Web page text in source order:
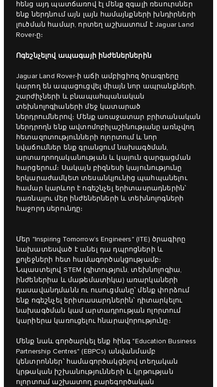
հենց այդ պատճառով էլ մենք զգալի ռեսուրսներ
ենք ներդնում այն լայն համայնքների խնդիրների
լուծման համար, որտեղ աշխատում է Jaguar Land
Rover-ը։
Ոգեշնչելով ապագայի ինժեներներին
Jaguar Land Rover-ի աճի ամբիցիոզ ծրագրերը
կարող են ապացուցվել միայն նոր ապրանքների,
շարժիչների և բնապահպանական
տեխնոլոգիաների մեջ կատարած
ներդրումներով։ Մենք առաջատար բրիտանական
ներդրողն ենք ավտոմոբիլաշինությանը առնչվող
հետազոտությունների ոլորտում և նոր
նվաճումներ ենք գրանցում նախագծման,
արտադրողականության և կայուն զարգացման
հարցերում։ Սակայն բիզնեսի կայունությունը
երկարաժամկետ տեսանկյունից պահպանելու
համար կարևոր է ոգեշնչել երիտասրադներին՝
դառնալու մեր ինժեներների և տեխնոլոգների
հաջորդ սերունդը։
Մեր "Inspiring Tomorrow’s Engineers" (ITE) ծրագիրը
նախատեսված է անել դա դպրոցների և
քոլեջների հետ համագործակցությամբ։
Նպաստելով STEM (գիտություն, տեխնոլոգիա,
ինժեներիա և մաթեմատիկա) առարկաների
դասավանդմանն ու ուսուցմանը՝ մենք փորձում
ենք ոգեշնչել երիտասարդներին՝ դիտարկելու
նախագծման կամ արտադրության ոլորտում
կարիերա կառուցելու հնարավորությունը։
Մենք նաև գործարկել ենք հինգ "Education Business
Partnership Centres" (EBPCs) անվանմամբ
կենտրոններ՝ համագործակցելով տեղական
կրթական իշխանությունների և կրթության
ոլորտում աշխատող բարեգործական